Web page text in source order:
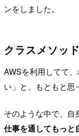
ンをしました。
クラスメソッ
AWSを利用してて
い」と、もともと思
そのような中で、自
仕事を通してもっと